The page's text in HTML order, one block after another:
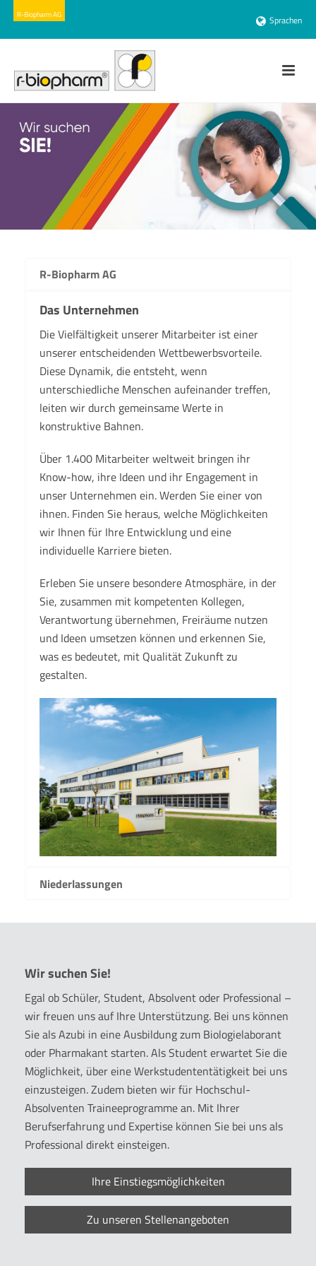
Sprachen
R-Biopharm AG
Das Unternehmen
Die Vielfältigkeit unserer Mitarbeiter ist einer
unserer entscheidenden Wettbewerbsvorteile.
Diese Dynamik, die entsteht, wenn
unterschiedliche Menschen aufeinander treffen,
leiten wir durch gemeinsame Werte in
konstruktive Bahnen.
Über 1.400 Mitarbeiter weltweit bringen ihr
Know-how, ihre Ideen und ihr Engagement in
unser Unternehmen ein. Werden Sie einer von
ihnen. Finden Sie heraus, welche Möglichkeiten
wir Ihnen für Ihre Entwicklung und eine
individuelle Karriere bieten.
Erleben Sie unsere besondere Atmosphäre, in der
Sie, zusammen mit kompetenten Kollegen,
Verantwortung übernehmen, Freiräume nutzen
und Ideen umsetzen können und erkennen Sie,
was es bedeutet, mit Qualität Zukunft zu
gestalten.
Niederlassungen
Wir suchen Sie!
Egal ob Schüler, Student, Absolvent oder Professional –
wir freuen uns auf Ihre Unterstützung. Bei uns können
Sie als Azubi in eine Ausbildung zum Biologielaborant
oder Pharmakant starten. Als Student erwartet Sie die
Möglichkeit, über eine Werkstudententätigkeit bei uns
einzusteigen. Zudem bieten wir für Hochschul-
Absolventen Traineeprogramme an. Mit Ihrer
Berufserfahrung und Expertise können Sie bei uns als
Professional direkt einsteigen.
Ihre Einstiegsmöglichkeiten
Zu unseren Stellenangeboten